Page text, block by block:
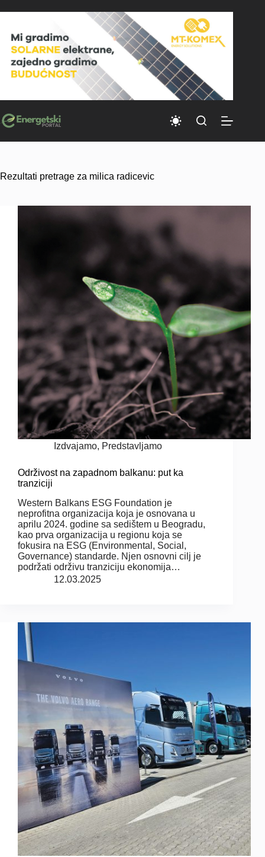
to
Rezultati pretrage za milica radicevic
Izdvajamo, Predstavljamo
Održivost na zapadnom balkanu: put ka
tranziciji
Western Balkans ESG Foundation je
neprofitna organizacija koja je osnovana u
aprilu 2024. godine sa sedištem u Beogradu,
kao prva organizacija u regionu koja se
fokusira na ESG (Environmental, Social,
Governance) standarde. Njen osnovni cilj je
podržati održivu tranziciju ekonomija…
12.03.2025